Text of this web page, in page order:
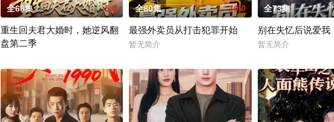
全68集 5.0
重生回夫君大婚时，她逆风翻
盘第二季
全80集 10.0
最强外卖员从打击犯罪开始
暂无简介
全73集
别在失忆后说爱我
暂无简介